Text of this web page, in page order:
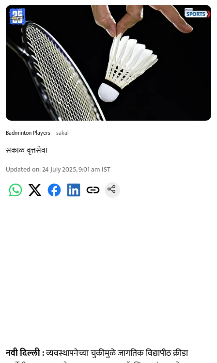
Badminton Players sakal
सकाळ वृत्तसेवा
Updated on:24 July 2025, 9:01 am IST
नवी दिल्ली :व्यवस्थापनेच्या चुकीमुळे जागतिक विद्यापीठ क्रीडा